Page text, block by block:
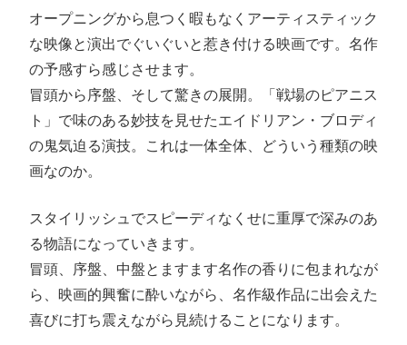
オープニングから息つく暇もなくアーティスティック
な映像と演出でぐいぐいと惹き付ける映画です。名作
の予感すら感じさせます。
冒頭から序盤、そして驚きの展開。「戦場のピアニス
ト」で味のある妙技を見せたエイドリアン・ブロディ
の鬼気迫る演技。これは一体全体、どういう種類の映
画なのか。
スタイリッシュでスピーディなくせに重厚で深みのあ
る物語になっていきます。
冒頭、序盤、中盤とますます名作の香りに包まれなが
ら、映画的興奮に酔いながら、名作級作品に出会えた
喜びに打ち震えながら見続けることになります。